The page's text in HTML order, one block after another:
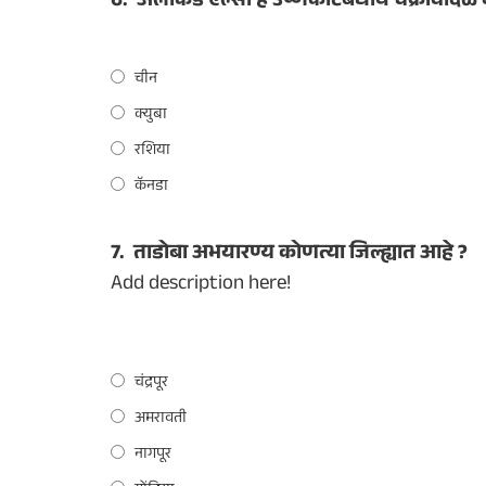
चीन
क्युबा
रशिया
कॅनडा
7. ताडोबा अभयारण्य कोणत्या जिल्ह्यात आहे ?
Add description here!
चंद्रपूर
अमरावती
नागपूर